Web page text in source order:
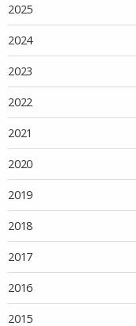
2025
2024
2023
2022
2021
2020
2019
2018
2017
2016
2015